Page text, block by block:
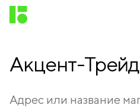
Акцент-